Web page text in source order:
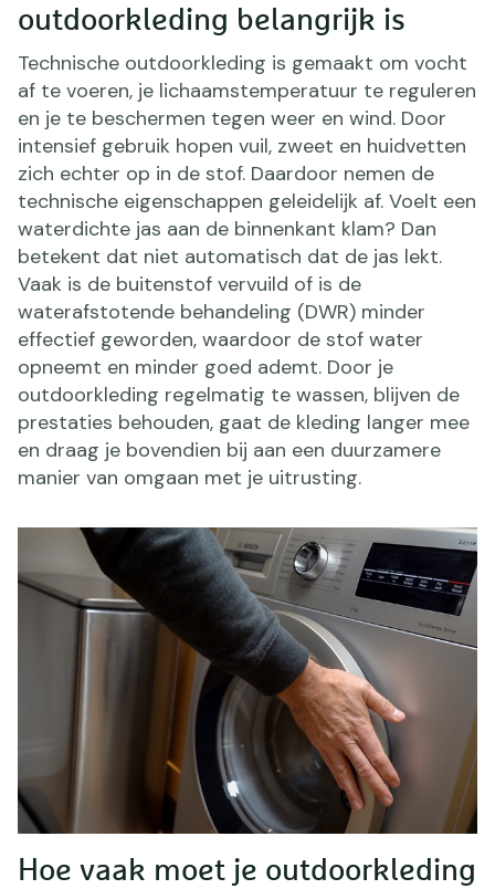
outdoorkleding belangrijk is
Technische outdoorkleding is gemaakt om vocht
af te voeren, je lichaamstemperatuur te reguleren
en je te beschermen tegen weer en wind. Door
intensief gebruik hopen vuil, zweet en huidvetten
zich echter op in de stof. Daardoor nemen de
technische eigenschappen geleidelijk af. Voelt een
waterdichte jas aan de binnenkant klam? Dan
betekent dat niet automatisch dat de jas lekt.
Vaak is de buitenstof vervuild of is de
waterafstotende behandeling (DWR) minder
effectief geworden, waardoor de stof water
opneemt en minder goed ademt. Door je
outdoorkleding regelmatig te wassen, blijven de
prestaties behouden, gaat de kleding langer mee
en draag je bovendien bij aan een duurzamere
manier van omgaan met je uitrusting.
Hoe vaak moet je outdoorkleding